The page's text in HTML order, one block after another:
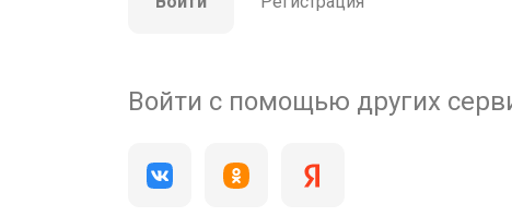
Войти с помощью других
200 000+